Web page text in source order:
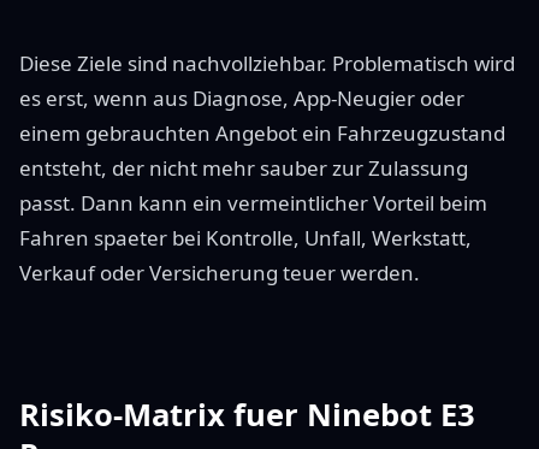
Diese Ziele sind nachvollziehbar. Problematisch wird
es erst, wenn aus Diagnose, App-Neugier oder
einem gebrauchten Angebot ein Fahrzeugzustand
entsteht, der nicht mehr sauber zur Zulassung
passt. Dann kann ein vermeintlicher Vorteil beim
Fahren spaeter bei Kontrolle, Unfall, Werkstatt,
Verkauf oder Versicherung teuer werden.
Risiko-Matrix fuer Ninebot E3